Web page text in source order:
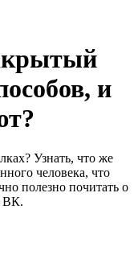
и
Узнать, что же
человека, что
полезно почитать о
ВК.